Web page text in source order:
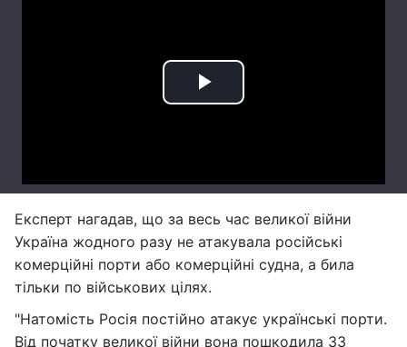
Експерт нагадав, що за весь час великої війни
Україна жодного разу не атакувала російські
комерційні порти або комерційні судна, а била
тільки по військових цілях.
"Натомість Росія постійно атакує українські порти.
Від початку великої війни вона пошкодила 33